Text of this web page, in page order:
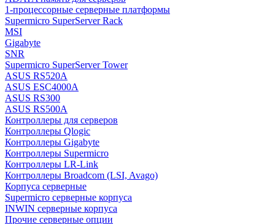
1-процессорные серверные платформы
Supermicro SuperServer Rack
MSI
Gigabyte
SNR
Supermicro SuperServer Tower
ASUS RS520A
ASUS ESC4000A
ASUS RS300
ASUS RS500A
Контроллеры для серверов
Контроллеры Qlogic
Контроллеры Gigabyte
Контроллеры Supermicro
Контроллеры LR-Link
Контроллеры Broadcom (LSI, Avago)
Корпуса серверные
Supermicro серверные корпуса
INWIN серверные корпуса
Прочие серверные опции